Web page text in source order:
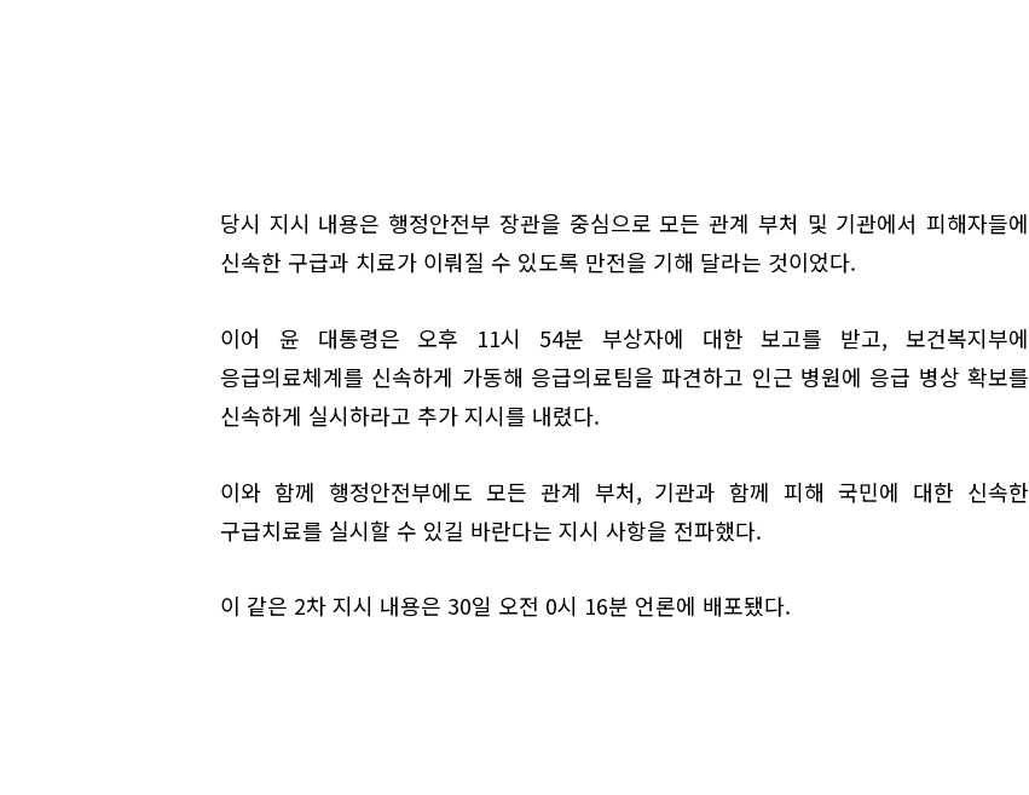
당시 지시 내용은 행정안전부 장관을 중심으로 모든 관계 부처 및 기관에서 피해자들에
신속한 구급과 치료가 이뤄질 수 있도록 만전을 기해 달라는 것이었다.
이어 윤 대통령은 오후 11시 54분 부상자에 대한 보고를 받고, 보건복지부에
응급의료체계를 신속하게 가동해 응급의료팀을 파견하고 인근 병원에 응급 병상 확보를
신속하게 실시하라고 추가 지시를 내렸다.
이와 함께 행정안전부에도 모든 관계 부처, 기관과 함께 피해 국민에 대한 신속한
구급치료를 실시할 수 있길 바란다는 지시 사항을 전파했다.
이 같은 2차 지시 내용은 30일 오전 0시 16분 언론에 배포됐다.